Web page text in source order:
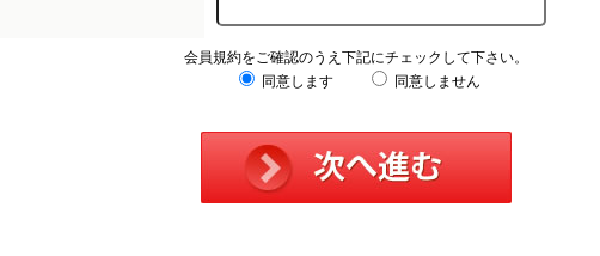
会員規約をご確認のうえ下記にチェックして下さい。
同意します
同意しません